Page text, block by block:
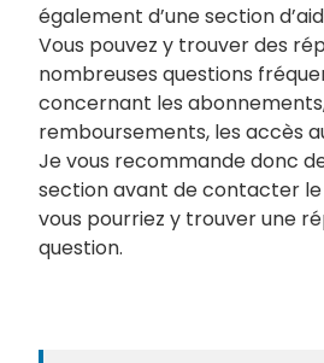
également d’une section
Vous pouvez y trouver des
nombreuses questions
concernant les
remboursements, les accès
Je vous recommande donc
section avant de contacter
vous pourriez y trouver une
question.